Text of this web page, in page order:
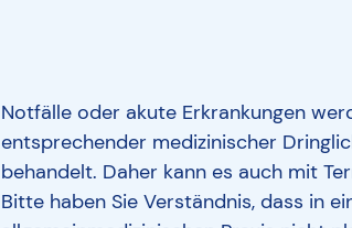
Notfälle oder akute Erkrankungen
entsprechender medizinischer
behandelt. Daher kann es auch mit
Bitte haben Sie Verständnis, dass in